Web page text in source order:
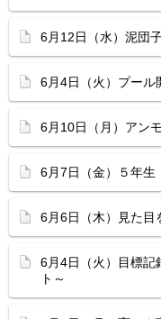
6月12日（水）泥団
6月4日（火）プール
6月10日（月）アン
6月7日（金）５年
6月6日（木）見た目
6月4日（火）目標
ト～